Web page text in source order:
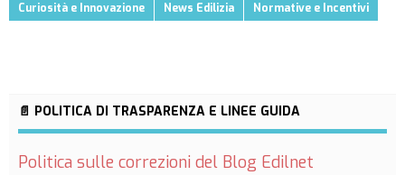
Curiosità e Innovazione News Edilizia Normative e Incentivi
📄 POLITICA DI TRASPARENZA E LINEE GUIDA
Politica sulle correzioni del Blog Edilnet